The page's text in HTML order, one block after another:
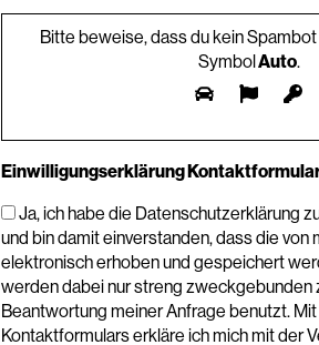
Bitte beweise, dass du kein
SymbolAuto.
Einwilligungserklärung
Ja, ich habe die Datenschutzerklärung
und bin damit einverstanden, dass die von
elektronisch erhoben und gespeichert
werden dabei nur streng zweckgebunden
Beantwortung meiner Anfrage benutzt.
Kontaktformulars erkläre ich mich mit der